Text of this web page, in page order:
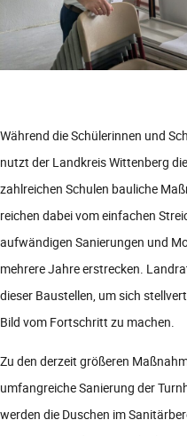
Während die Schülerinnen und
nutzt der Landkreis Wittenberg
zahlreichen Schulen bauliche
reichen dabei vom einfachen
aufwändigen Sanierungen und
mehrere Jahre erstrecken.
dieser Baustellen, um sich
Bild vom Fortschritt zu machen.
Zu den derzeit größeren
umfangreiche Sanierung der
werden die Duschen im